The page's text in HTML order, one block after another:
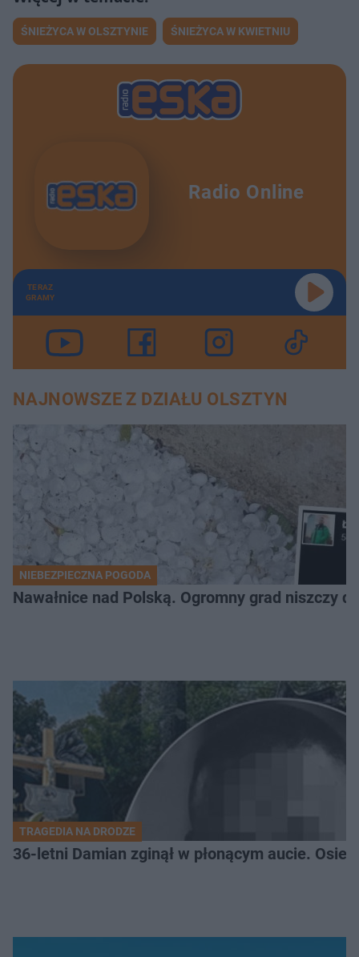
ŚNIEŻYCA W OLSZTYNIE ŚNIEŻYCA W KWIETNIU
Radio Online
TERAZ
GRAMY
NAJNOWSZE Z DZIAŁU OLSZTYN
NIEBEZPIECZNA POGODA
Nawałnice nad Polską. Ogromny grad niszczy
TRAGEDIA NA DRODZE
36-letni Damian zginął w płonącym aucie.